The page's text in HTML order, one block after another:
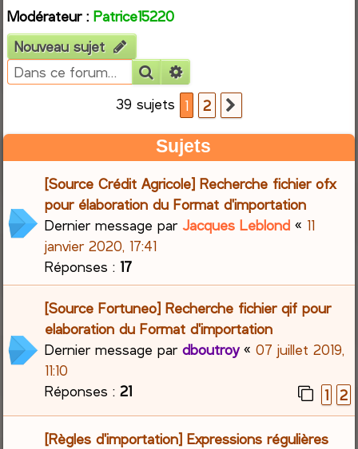
c
h
Modérateur : Patrice15220
Nouveau sujet
Rechercher
39 sujets
1 2
Sujets
[Source Crédit Agricole] Recherche fichier ofx
pour élaboration du Format d'importation
Dernier message parJacques Leblond « 11
janvier 2020, 17:41
Réponses :17
[Source Fortuneo] Recherche fichier qif pour
elaboration du Format d'importation
Dernier message pardboutroy«07 juillet 2019,
11:10
Réponses :21 1 2
[Règles d'importation] Expressions régulières